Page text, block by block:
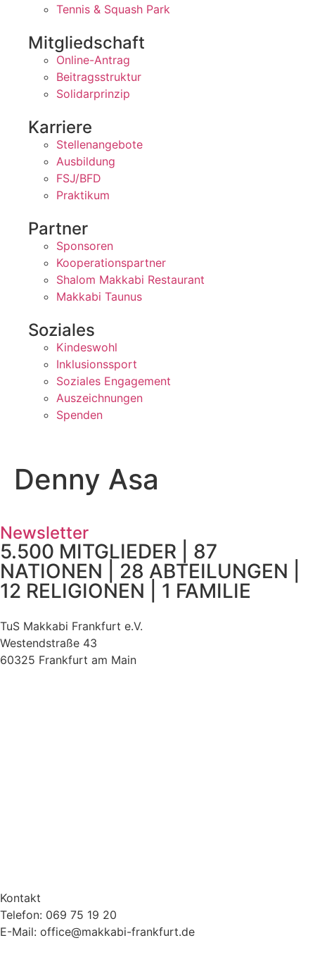
Tennis & Squash Park
Mitgliedschaft
Online-Antrag
Beitragsstruktur
Solidarprinzip
Karriere
Stellenangebote
Ausbildung
FSJ/BFD
Praktikum
Partner
Sponsoren
Kooperationspartner
Shalom Makkabi Restaurant
Makkabi Taunus
Soziales
Kindeswohl
Inklusionssport
Soziales Engagement
Auszeichnungen
Spenden
Denny Asa
Newsletter
5.500 MITGLIEDER | 87
NATIONEN | 28 ABTEILUNGEN |
12 RELIGIONEN | 1 FAMILIE
TuS Makkabi Frankfurt e.V.
Westendstraße 43
60325 Frankfurt am Main
Kontakt
Telefon: 069 75 19 20
E-Mail: office@makkabi-frankfurt.de